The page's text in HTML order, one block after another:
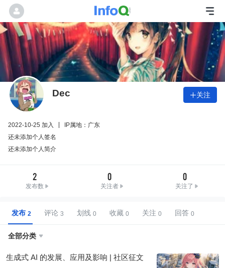
Dec 关注
2022-10-25 加入
IP属地：广东
还未添加个人签名
还未添加个人简介
2
发布数
0
关注者
0
关注了
发布 评论 划线 收藏 关注 回答
全部分类 
生成式 AI 的发展、应用及影响 | 社区征文